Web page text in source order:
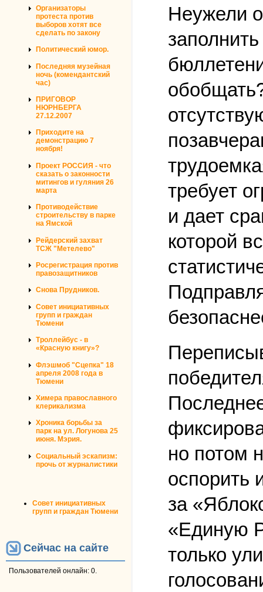
Организаторы
протеста против
выборов хотят все
сделать по закону
Политический юмор.
Последняя музейная
ночь (комендантский
час)
ПРИГОВОР
НЮРНБЕРГА
27.12.2007
Приходите на
демонстрацию 7
ноября!
Проект РОССИЯ - что
сказать о законности
митингов и гуляния 26
марта
Противодействие
строительству в парке
на Ямской
Рейдерский захват
ТСЖ "Метелево"
Росрегистрация против
правозащитников
Снова Прудников.
Совет инициативных
групп и граждан
Тюмени
Троллейбус - в
«Красную книгу»?
Флэшмоб "Сцепка" 18
апреля 2008 года в
Тюмени
Химера православного
клерикализма
Хроника борьбы за
парк на ул. Логунова 25
июня. Мэрия.
Социальный эскапизм:
прочь от журналистики
Совет инициативных
групп и граждан Тюмени
Сейчас на сайте
Пользователей онлайн: 0.
Неужели
требует
и дает
которой
но потом
оспорить
за
«Единую
только